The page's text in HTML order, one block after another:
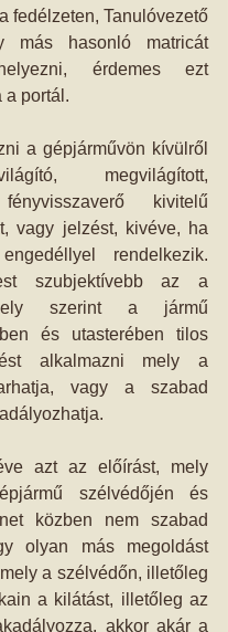
fedélzeten, Tanulóvezető
más hasonló matricát
érdemes ezt
a portál.
a gépjárművön kívülről
megvilágított,
kivitelű
vagy jelzést, kivéve, ha
rendelkezik.
szubjektívebb az a
szerint a jármű
és utasterében tilos
alkalmazni mely a
vagy a szabad
azt az előírást, mely
szélvédőjén és
közben nem szabad
olyan más megoldást
a szélvédőn, illetőleg
a kilátást, illetőleg az
akkor akár a